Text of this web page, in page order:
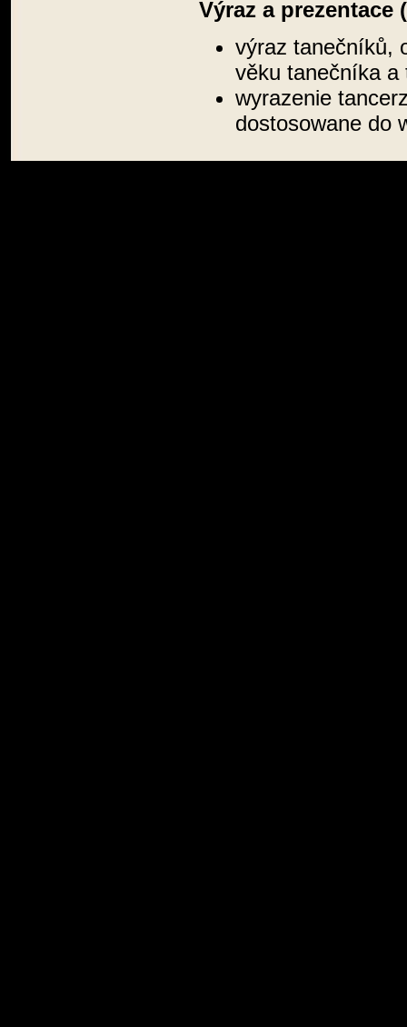
Výraz a prezentace
výraz tanečníků,
věku tanečníka a
wyrazenie
dostosowane do